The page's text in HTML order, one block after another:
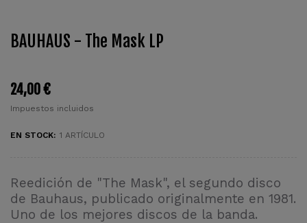
BAUHAUS - The Mask LP
24,00 €
Impuestos incluidos
EN STOCK: 1 ARTÍCULO
Reedición de "The Mask", el segundo disco
de Bauhaus, publicado originalmente en 1981.
Uno de los mejores discos de la banda.